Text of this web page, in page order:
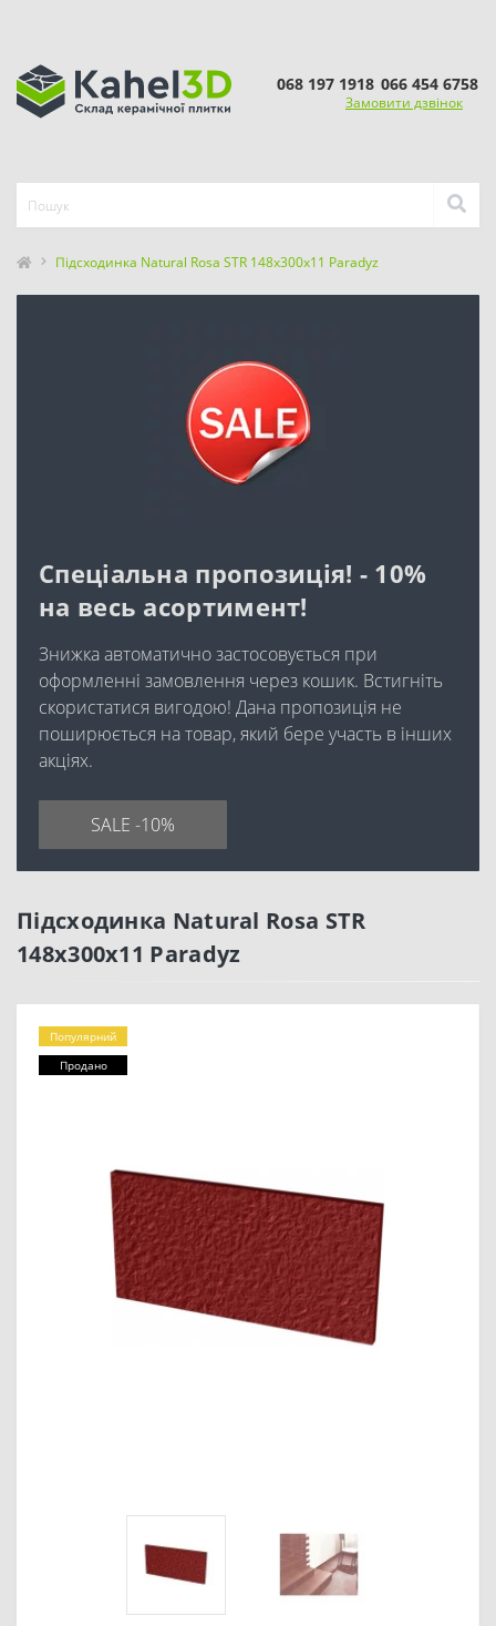
068 197 1918 066 454 6758
Замовити дзвінок
Підсходинка Natural Rosa STR 148x300x11 Paradyz
Спеціальна пропозиція! - 10%
на весь асортимент!
Знижка автоматично застосовується при
оформленні замовлення через кошик. Встигніть
скористатися вигодою! Дана пропозиція не
поширюється на товар, який бере участь в інших
акціях.
SALE -10%
Підсходинка Natural Rosa STR
148x300x11 Paradyz
Популярний
Продано